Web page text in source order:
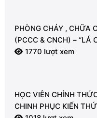
PHÒNG CHÁY , CHỮA
(PCCC & CNCH) – “LÁ
NGƯỜI
1770 lượt xem
HỌC VIÊN CHÍNH
CHINH PHỤC KIẾN